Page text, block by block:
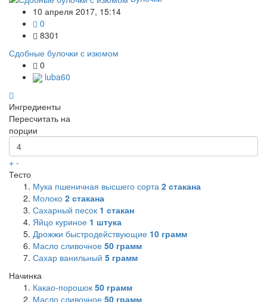
10 апреля 2017, 15:14
0
8301
Сдобные булочки с изюмом
0
luba60
Ингредиенты
Пересчитать на
порции
+ -
Тесто
Мука пшеничная высшего сорта 2 стакана
Молоко 2 стакана
Сахарный песок 1 стакан
Яйцо куриное 1 штука
Дрожжи быстродействующие 10 грамм
Масло сливочное 50 грамм
Сахар ванильный 5 грамм
Начинка
Какао-порошок 50 грамм
Масло сливочное 50 грамм